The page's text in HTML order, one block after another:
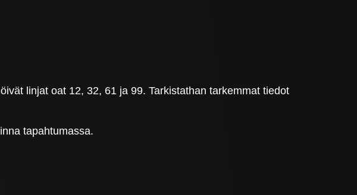
linjat oat 12, 32, 61 ja 99. Tarkistathan tarkemmat tiedot
tapahtumassa.